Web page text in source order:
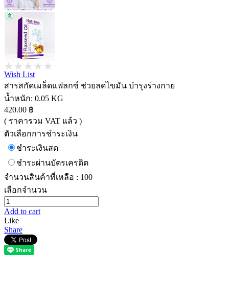
Wish List
สารสกัดเมล็ดแฟลกซ์ ช่วยลดไขมัน บำรุงร่างกาย
น้ำหนัก: 0.05 KG
420.00 ฿
( ราคารวม VAT แล้ว )
ตัวเลือกการชำระเงิน
ชำระเงินสด
ชำระผ่านบัตรเครดิต
จำนวนสินค้าที่เหลือ : 100
เลือกจำนวน
Add to cart
Like
Share